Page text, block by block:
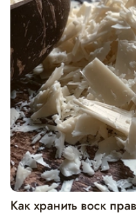
Как хранить воск